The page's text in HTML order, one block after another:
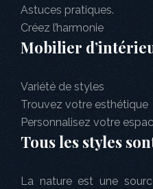
Astuces pratiques.
Créez l’harmonie
Mobilier
Variété de styles
Trouvez votre esthétique
Personnalisez votre
Tous les styles
La nature est une